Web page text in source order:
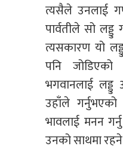
त्यसैले उनलाई
पार्वतीले सो
त्यसकारण यो
पनि
भगवानलाई लड्डु
उहाँले गर्नुभएको
भावलाई मनन
उनको साथमा